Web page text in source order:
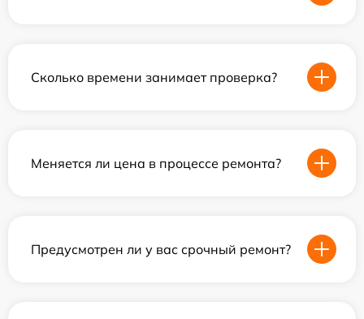
Сколько времени занимает проверка?
Меняется ли цена в процессе ремонта?
Предусмотрен ли у вас срочный ремонт?